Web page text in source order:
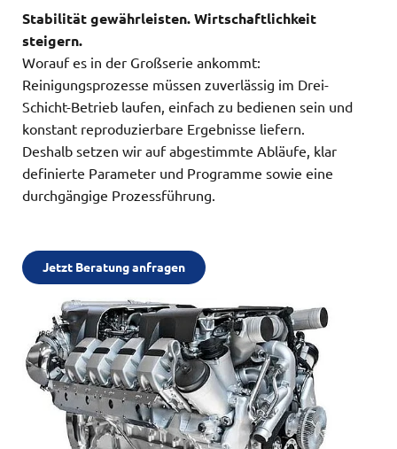
Stabilität gewährleisten. Wirtschaftlichkeit
steigern.
Worauf es in der Großserie ankommt:
Reinigungsprozesse müssen zuverlässig im Drei-
Schicht-Betrieb laufen, einfach zu bedienen sein und
konstant reproduzierbare Ergebnisse liefern.
Deshalb setzen wir auf abgestimmte Abläufe, klar
definierte Parameter und Programme sowie eine
durchgängige Prozessführung.
Jetzt Beratung anfragen